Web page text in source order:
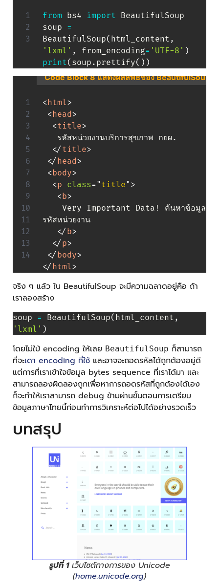
from bs4 import BeautifulSoup
soup =
BeautifulSoup( html_content ,
'lxml' , from_encoding= 'UTF-8' )
print( soup . prettify( ) )
Code Block 8 แสดงผลลัพธ์ของ BeautifulSoup
<html>
<head>
<title>
</title>
</head>
<body>
<p class= "title">
<b>
รหัสหน่วยงาน
</b>
</p>
</body>
</html>
จริง ๆ แล้ว ใน BeautifulSoup จะมีความฉลาดอยู่คือ ถ้า
เราลองสร้าง
soup = BeautifulSoup( html_content ,
'lxml' )
โดยไม่ใบ้ encoding ให้เลย BeautifulSoup ก็สามารถ
ที่จะเดา encoding ที่ใช้ และอาจจะถอดรหัสได้ถูกต้องอยู่ดี
แต่การที่เราเข้าใจข้อมูล bytes sequence ที่เราได้มา และ
สามารถลองผิดลองถูกเพื่อหาการถอดรหัสที่ถูกต้องได้เอง
ก็จะทำให้เราสามารถ debug ข้ามผ่านขั้นตอนการเตรียม
ข้อมูลภาษาไทยนี้ก่อนทำการวิเคราะห์ต่อไปได้อย่างรวดเร็ว
บทสรุป
รูปที่ 1เว็บไซต์ทางการของ Unicode
(home.unicode.org)